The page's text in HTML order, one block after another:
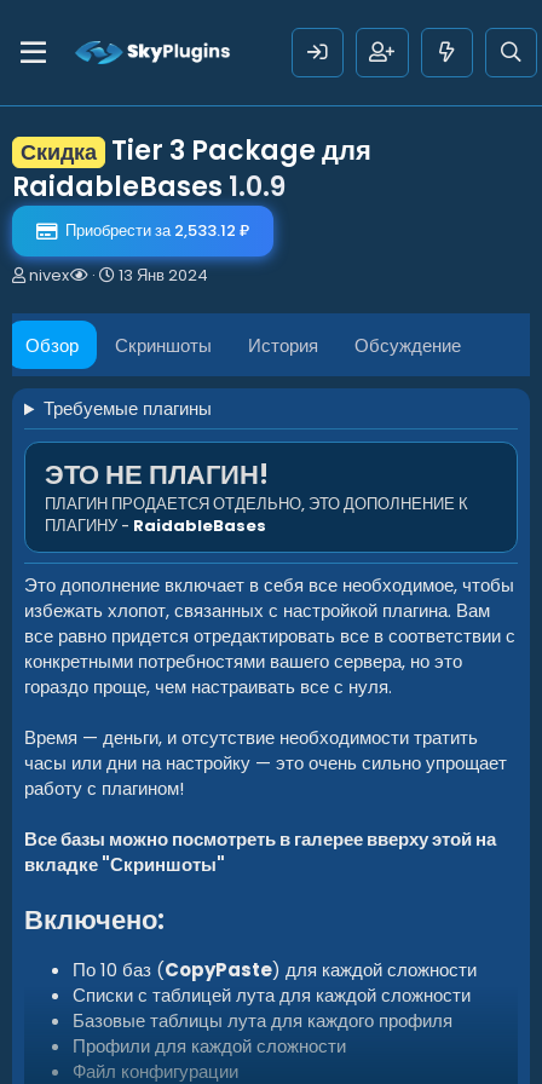
Скидка Tier 3 Package для
RaidableBases 1.0.9
Приобрести за 2,533.12 ₽
А
т
о
nivex
Д
т
а
о
з
д
а
н
и
я
13 Янв 2024
Обзор Скриншоты История Обсуждение
Требуемые плагины
ЭТО НЕ ПЛАГИН!
ПЛАГИН ПРОДАЕТСЯ ОТДЕЛЬНО, ЭТО ДОПОЛНЕНИЕ К
ПЛАГИНУ - RaidableBases
Это дополнение включает в себя все необходимое, чтобы
избежать хлопот, связанных с настройкой плагина. Вам
все равно придется отредактировать все в соответствии с
конкретными потребностями вашего сервера, но это
гораздо проще, чем настраивать все с нуля.
Время — деньги, и отсутствие необходимости тратить
часы или дни на настройку — это очень сильно упрощает
работу с плагином!
Все базы можно посмотреть в галерее вверху этой на
вкладке "Скриншоты"
Включено:
По 10 баз (CopyPaste) для каждой сложности
Списки с таблицей лута для каждой сложности
Базовые таблицы лута для каждого профиля
Профили для каждой сложности
Файл конфигурации